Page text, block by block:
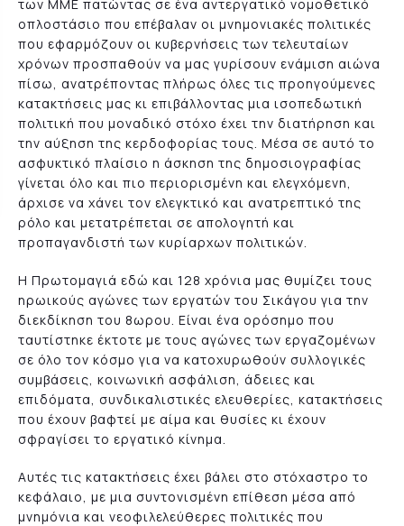
των ΜΜΕ πατώντας σε ένα αντεργατικό νομοθετικό
οπλοστάσιο που επέβαλαν οι μνημονιακές πολιτικές
που εφαρμόζουν οι κυβερνήσεις των τελευταίων
χρόνων προσπαθούν να μας γυρίσουν ενάμιση αιώνα
πίσω, ανατρέποντας πλήρως όλες τις προηγούμενες
κατακτήσεις μας κι επιβάλλοντας μια ισοπεδωτική
πολιτική που μοναδικό στόχο έχει την διατήρηση και
την αύξηση της κερδοφορίας τους. Μέσα σε αυτό το
ασφυκτικό πλαίσιο η άσκηση της δημοσιογραφίας
γίνεται όλο και πιο περιορισμένη και ελεγχόμενη,
άρχισε να χάνει τον ελεγκτικό και ανατρεπτικό της
ρόλο και μετατρέπεται σε απολογητή και
προπαγανδιστή των κυρίαρχων πολιτικών.
Η Πρωτομαγιά εδώ και 128 χρόνια μας θυμίζει τους
ηρωικούς αγώνες των εργατών του Σικάγου για την
διεκδίκηση του 8ωρου. Είναι ένα ορόσημο που
ταυτίστηκε έκτοτε με τους αγώνες των εργαζομένων
σε όλο τον κόσμο για να κατοχυρωθούν συλλογικές
συμβάσεις, κοινωνική ασφάλιση, άδειες και
επιδόματα, συνδικαλιστικές ελευθερίες, κατακτήσεις
που έχουν βαφτεί με αίμα και θυσίες κι έχουν
σφραγίσει το εργατικό κίνημα.
Αυτές τις κατακτήσεις έχει βάλει στο στόχαστρο το
κεφάλαιο, με μια συντονισμένη επίθεση μέσα από
μνημόνια και νεοφιλελεύθερες πολιτικές που